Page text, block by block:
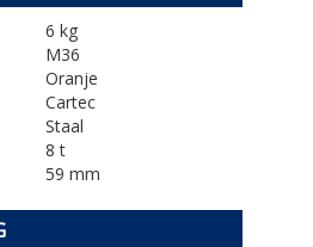
6 kg
M36
Oranje
Cartec
Staal
8 t
59 mm